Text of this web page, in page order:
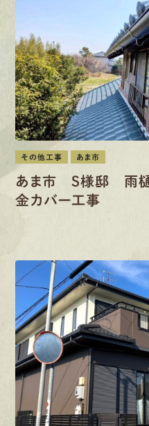
その他工事 あま市
あま市 S様邸 雨樋
金カバー工事